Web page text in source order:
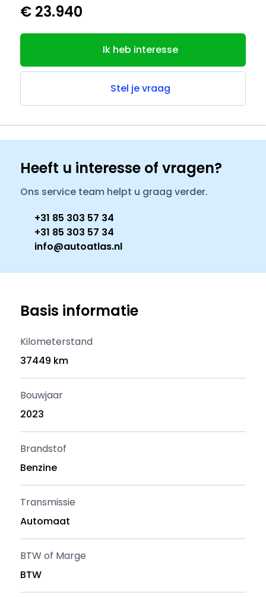
€ 23.940
Ik heb interesse
Stel je vraag
Heeft u interesse of vragen?
Ons service team helpt u graag verder.
+31 85 303 57 34
+31 85 303 57 34
info@autoatlas.nl
Basis informatie
Kilometerstand
37449 km
Bouwjaar
2023
Brandstof
Benzine
Transmissie
Automaat
BTW of Marge
BTW